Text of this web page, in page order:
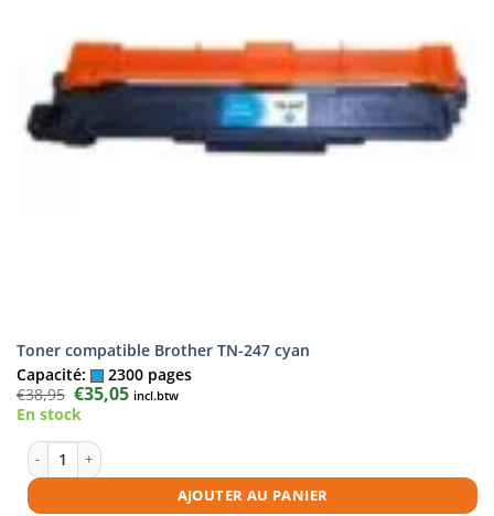
Toner compatible Brother TN-247 cyan
Capacité:
2300 pages
€38,95 Le
prix
initial
€38,95.
€35,05Le
prix
incl.btw
En stock
quantité de Toner compatible Brother TN-247 cyan
AJOUTER AU PANIER